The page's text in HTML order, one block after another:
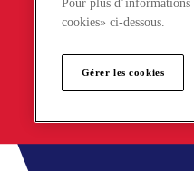
Pour plus d’informations
cookies» ci-dessous.
Gérer les cookies